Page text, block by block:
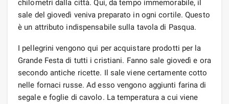
chilometri dalla città. Qui, da tempo immemorabile, il
sale del giovedì veniva preparato in ogni cortile. Questo
è un attributo indispensabile sulla tavola di Pasqua.
I pellegrini vengono qui per acquistare prodotti per la
Grande Festa di tutti i cristiani. Fanno sale giovedì e ora
secondo antiche ricette. Il sale viene certamente cotto
nelle fornaci russe. Ad esso vengono aggiunti farina di
segale e foglie di cavolo. La temperatura a cui viene